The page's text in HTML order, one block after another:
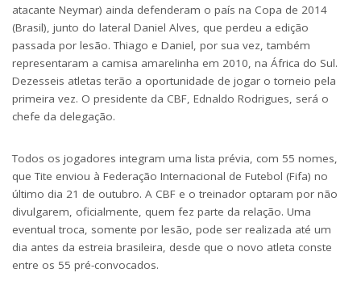
atacante Neymar) ainda defenderam o país na Copa de 2014
(Brasil), junto do lateral Daniel Alves, que perdeu a edição
passada por lesão. Thiago e Daniel, por sua vez, também
representaram a camisa amarelinha em 2010, na África do Sul.
Dezesseis atletas terão a oportunidade de jogar o torneio pela
primeira vez. O presidente da CBF, Ednaldo Rodrigues, será o
chefe da delegação.
Todos os jogadores integram uma lista prévia, com 55 nomes,
que Tite enviou à Federação Internacional de Futebol (Fifa) no
último dia 21 de outubro. A CBF e o treinador optaram por não
divulgarem, oficialmente, quem fez parte da relação. Uma
eventual troca, somente por lesão, pode ser realizada até um
dia antes da estreia brasileira, desde que o novo atleta conste
entre os 55 pré-convocados.